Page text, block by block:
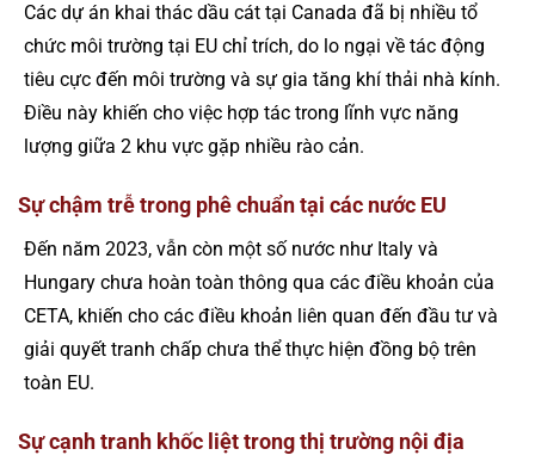
Các dự án khai thác dầu cát tại Canada đã bị nhiều tổ
chức môi trường tại EU chỉ trích, do lo ngại về tác động
tiêu cực đến môi trường và sự gia tăng khí thải nhà kính.
Điều này khiến cho việc hợp tác trong lĩnh vực năng
lượng giữa 2 khu vực gặp nhiều rào cản.
Sự chậm trễ trong phê chuẩn tại các nước EU
Đến năm 2023, vẫn còn một số nước như Italy và
Hungary chưa hoàn toàn thông qua các điều khoản của
CETA, khiến cho các điều khoản liên quan đến đầu tư và
giải quyết tranh chấp chưa thể thực hiện đồng bộ trên
toàn EU.
Sự cạnh tranh khốc liệt trong thị trường nội địa